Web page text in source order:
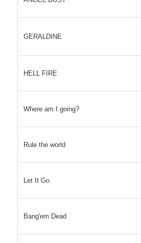
GERALDINE
HELL FIRE
Where am I going?
Rule the world
Let It Go
Bang'em Dead